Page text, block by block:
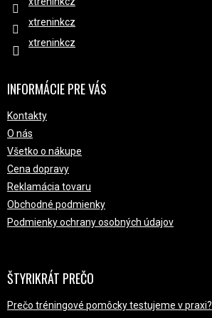
xtreninkcz
xtreninkcz
INFORMÁCIE PRE VÁS
Kontakty
O nás
Všetko o nákupe
Cena dopravy
Reklamácia tovaru
Obchodné podmienky
Podmienky ochrany osobných údajov
ŠTYRIKRÁT PREČO
Prečo tréningové pomôcky testujeme v praxi?